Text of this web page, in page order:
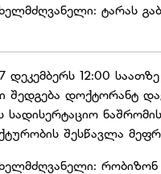
ტარას
დეკემბერს 12:00 საათზე
შედგება დოქტორანტ
სადისერტაციო
შესწავლა
რობიზონ